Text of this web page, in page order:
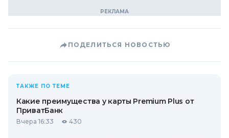
ПОДЕЛИТЬСЯ НОВОСТЬЮ
ТАКЖЕ ПО ТЕМЕ
Какие преимущества у карты Premium Plus от
ПриватБанк
Вчера 16:33 430